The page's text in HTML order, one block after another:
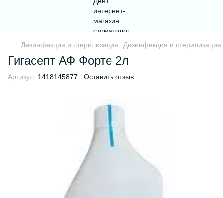
Дезинфекция и стерилизация Дезинфекция и
Гигасепт АФ Форте 2л
Артикул: 1418145877 Оставить отзыв